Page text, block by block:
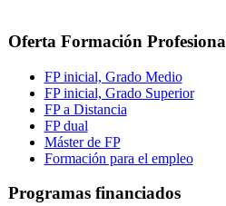
Oferta Formación
FP inicial, Grado Medio
FP inicial, Grado Superior
FP a Distancia
FP dual
Máster de FP
Formación para el empleo
Programas financiados